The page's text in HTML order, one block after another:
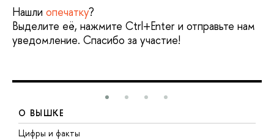
Нашли опечатку?
Выделите её, нажмите Ctrl+Enter и отправьте нам
уведомление. Спасибо за участие!
О ВЫШКЕ
Цифры и факты